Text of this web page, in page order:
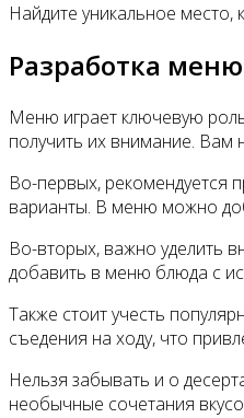
Найдите уникальное
Разработка
Меню играет ключевую
получить их внимание. Вам
Во-первых, рекомендуется
варианты. В меню можно
Во-вторых, важно уделить
добавить в меню блюда с
Также стоит учесть
съедения на ходу, что
Нельзя забывать и о
необычные сочетания